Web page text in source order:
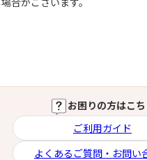
お困りの方はこ
ご利用ガイド
よくあるご質問・お問い